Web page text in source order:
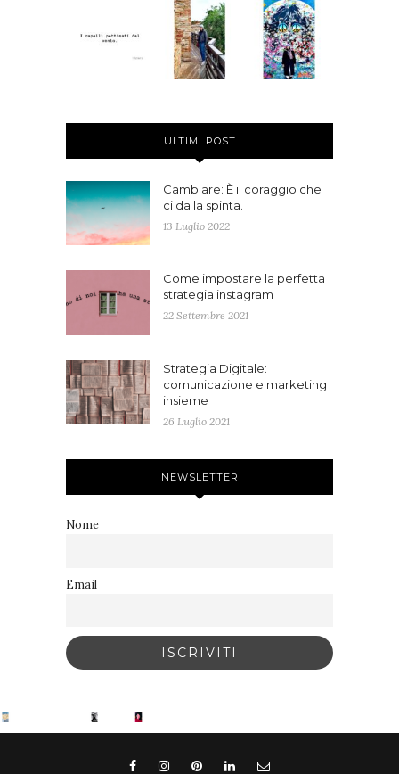
ULTIMI POST
Cambiare: È il coraggio che
ci da la spinta.
13 Luglio 2022
Come impostare la perfetta
strategia instagram
22 Settembre 2021
Strategia Digitale:
comunicazione e marketing
insieme
26 Luglio 2021
NEWSLETTER
Nome
Email